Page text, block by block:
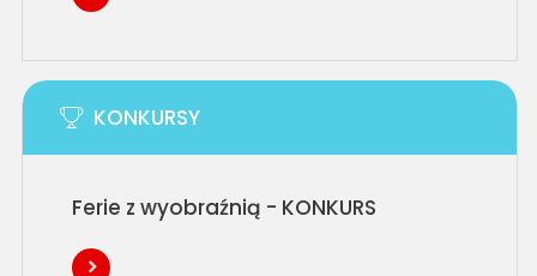
KONKURSY
Ferie z wyobraźnią - KONKURS